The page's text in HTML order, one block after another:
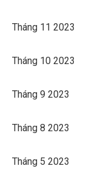
Tháng 11 2023
Tháng 10 2023
Tháng 9 2023
Tháng 8 2023
Tháng 5 2023